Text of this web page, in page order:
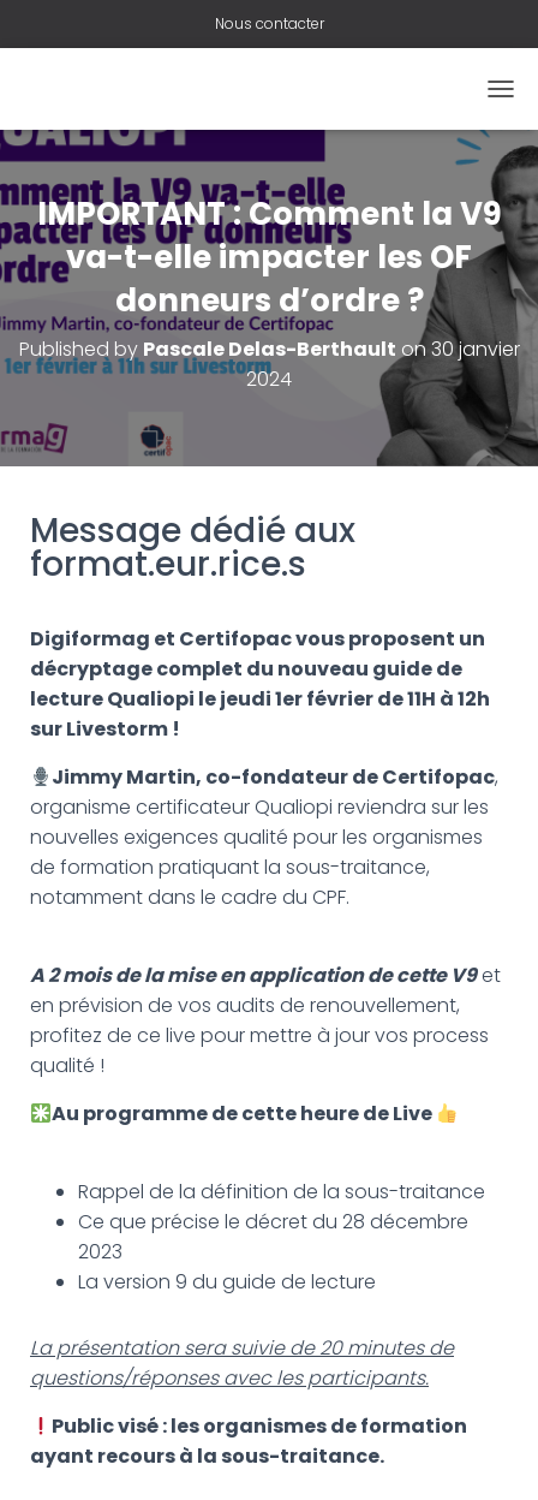
Nous contacter
U
V
R
R
/
E
R
A
N
A
IMPORTANT : Comment la V9
va-t-elle impacter les OF
donneurs d’ordre ?
Published by Pascale Delas-Berthault on 30 janvier
2024
Message dédié aux
format.eur.rice.s
Digiformag et Certifopac vous proposent un
décryptage complet du nouveau guide de
lecture Qualiopi le jeudi 1er février de 11H à 12h
sur Livestorm !
Jimmy Martin, co-fondateur de Certifopac,
organisme certificateur Qualiopi reviendra sur les
nouvelles exigences qualité pour les organismes
de formation pratiquant la sous-traitance,
notamment dans le cadre du CPF.
A 2 mois de la mise en application de cette V9et
en prévision de vos audits de renouvellement,
profitez de ce live pour mettre à jour vos process
qualité !
Au programme de cette heure de Live
Rappel de la définition de la sous-traitance
Ce que précise le décret du 28 décembre
2023
La version 9 du guide de lecture
La présentation sera suivie de 20 minutes de
questions/réponses avec les participants.
Public visé : les organismes de formation
ayant recours à la sous-traitance.